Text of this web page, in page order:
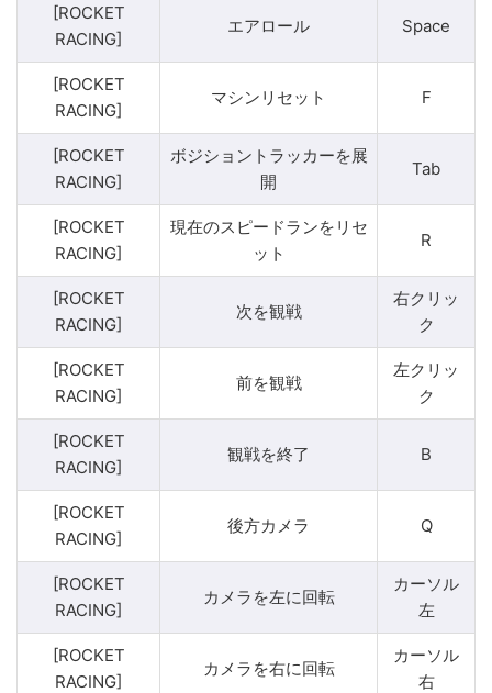
[ROCKET
RACING]
エアロール Space
[ROCKET
RACING]
マシンリセット F
[ROCKET
RACING]
ボジショントラッカーを展
開
Tab
[ROCKET
RACING]
現在のスピードランをリセ
ット
R
[ROCKET
RACING]
次を観戦
右クリッ
ク
[ROCKET
RACING]
前を観戦
左クリッ
ク
[ROCKET
RACING]
観戦を終了 B
[ROCKET
RACING]
後方カメラ Q
[ROCKET
RACING]
カメラを左に回転
カーソル
左
[ROCKET
RACING]
カメラを右に回転
カーソル
右